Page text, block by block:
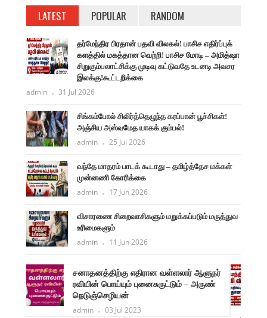
LATEST POPULAR RANDOM
தர்மேந்திர பிரதான் பதவி விலகல்! பாசிச எதிர்ப்புக்
களத்தில் மகத்தான வெற்றி! பாசிச மோடி – அமித்ஷா
சிறுகும்பலாட்சிக்கு முடிவு கட்டுவதே உடனடி அவசர
இலக்கு!கூட்டறிக்கை
admin 31 Jul 2026
சிங்கம்போல் சிலிர்த்தெழுந்த கரப்பான் பூச்சிகள்!
அஞ்சிய அஸ்வமேத யாகக் கும்பல்!
admin 25 Jul 2026
வந்தே மாதரம் பாடக் கூடாது – தமிழ்த்தேச மக்கள்
முன்னணி கோரிக்கை
admin 17 Jun 2026
விசாரணை சிறைவாசிகளும் மறுக்கப்படும் மருத்துவ
உரிமைகளும்
admin 11 Jun 2026
தர்மேந்திர பிரதான் பதவி விலகல்! பாசிச
எதிர்ப்புக் களத்தில் மகத்தான வெற்றி!
பாசிச மோடி – அமித்ஷா சிறுகும்பலாட்சிக்கு
முடிவு கட்டுவதே உடனடி அவசர இலக்கு!